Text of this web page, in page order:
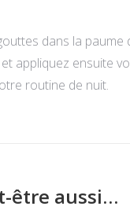
dans la
appliquez ensuite
routine de nuit.
être aussi…